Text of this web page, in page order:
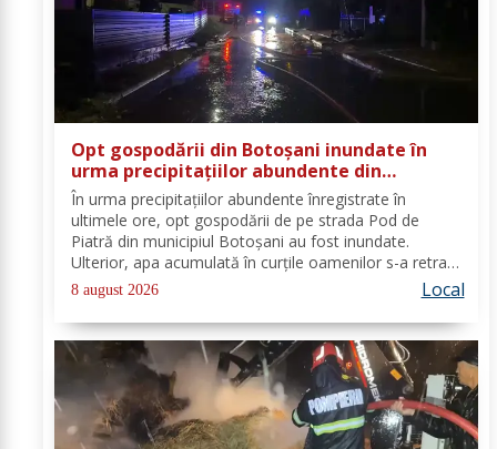
Opt gospodării din Botoșani inundate în
urma precipitațiilor abundente din
ultimele ore
În urma precipitațiilor abundente înregistrate în
ultimele ore, opt gospodării de pe strada Pod de
Piatră din municipiul Botoșani au fost inundate.
Ulterior, apa acumulată în curțile oamenilor s-a retras
pe carosabil. Pentru evacuarea apei, pompierii militari
din cadrul Detașamentului Botoșani au...
8 august 2026 Local